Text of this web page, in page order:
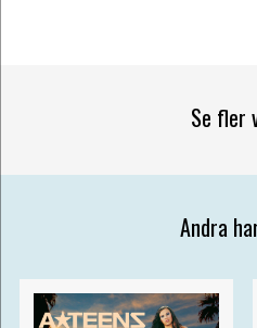
Se fler
Andra